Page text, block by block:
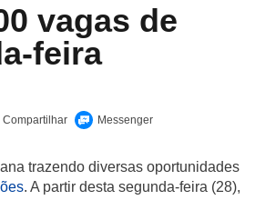
vagas de
feira
trazendo diversas oportunidades
. A partir desta segunda-feira (28),